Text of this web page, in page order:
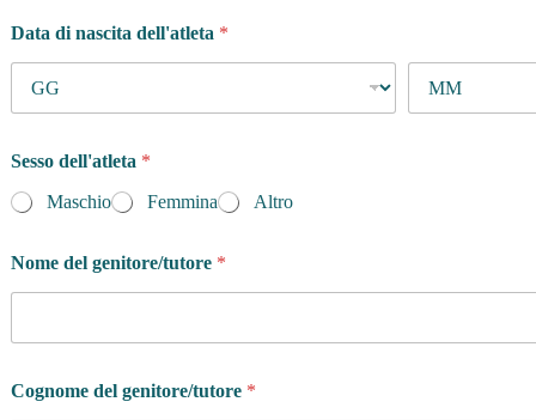
e
l
t
l
e
*
Data di nascita dell'atleta *
Sesso dell'atleta *
Maschio
Femmina Altro
Nome del genitore/tutore *
Cognome del genitore/tutore *